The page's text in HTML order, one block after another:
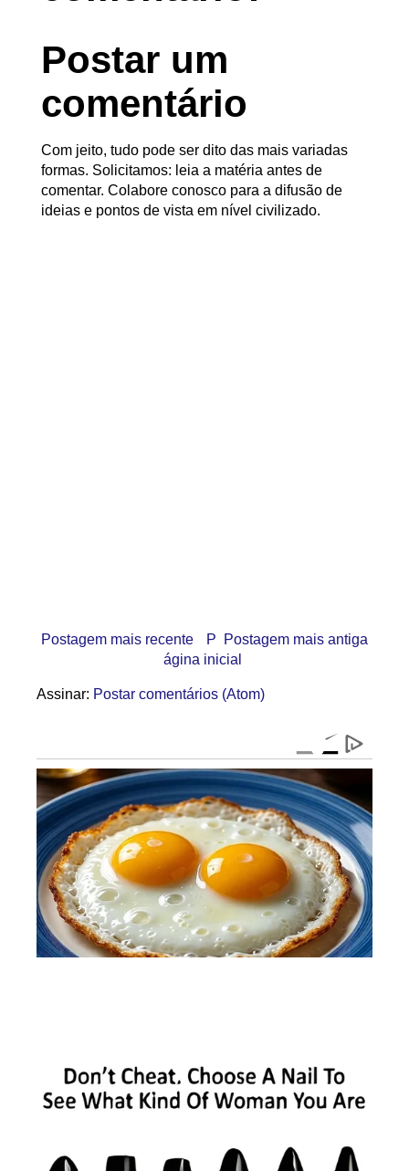
Postar um
comentário
Com jeito, tudo pode ser dito das mais variadas
formas. Solicitamos: leia a matéria antes de
comentar. Colabore conosco para a difusão de
ideias e pontos de vista em nível civilizado.
Postagem mais recente Postagem mais antiga
P
ágina inicial
Assinar: Postar comentários (Atom)